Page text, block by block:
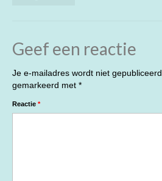
Geef een reactie
Je e-mailadres wordt niet gepubliceerd.
gemarkeerd met *
Reactie *